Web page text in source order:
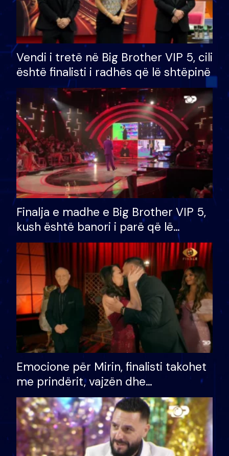
Vendi i tretë në Big Brother VIP 5, cili
është finalisti i radhës që lë shtëpinë
Finalja e madhe e Big Brother VIP 5,
kush është banori i parë që lë
shtëpinë dhe humb mundësinë për
të fituar çmimin e madh
Emocione për Mirin, finalisti takohet
me prindërit, vajzën dhe
bashkëshorten: S’kemi ndonjë letër
divorci apo jo?